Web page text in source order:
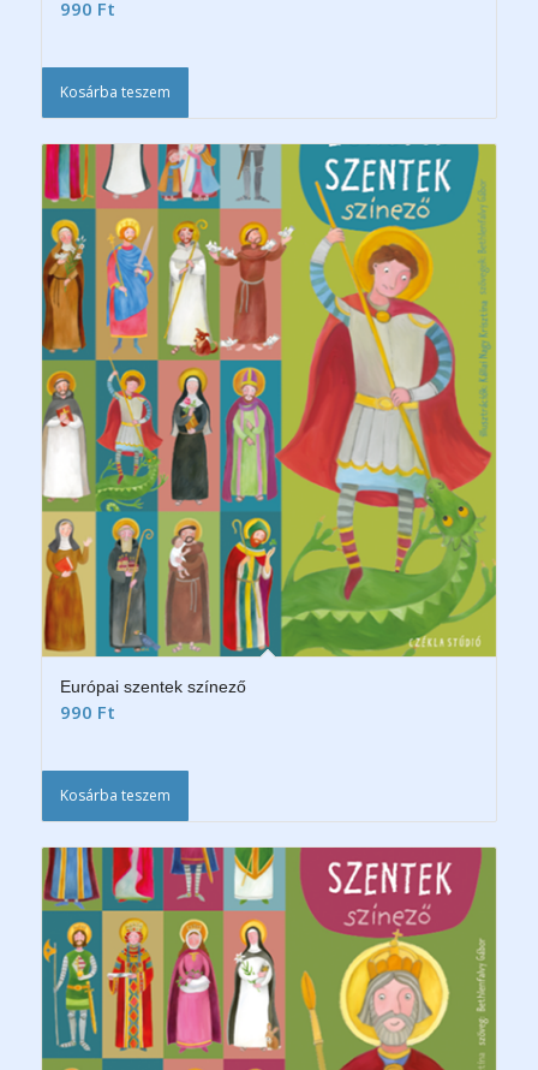
990 Ft
Kosárba teszem
Európai szentek színező
990 Ft
Kosárba teszem